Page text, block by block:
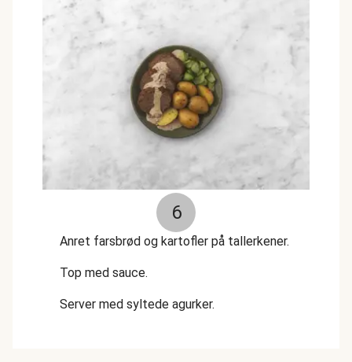
6
Anret farsbrød og kartofler på tallerkener.
Top med sauce.
Server med syltede agurker.